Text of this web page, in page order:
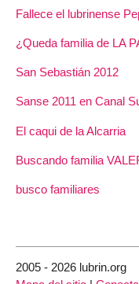
Fallece el lubrinense
¿Queda familia de LA
San Sebastián 2012
Sanse 2011 en Canal
El caqui de la Alcarria
Buscando familia
busco familiares
2005 - 2026 lubrin.org